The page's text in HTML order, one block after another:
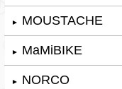
► MOUSTACHE
► MaMiBIKE
► NORCO